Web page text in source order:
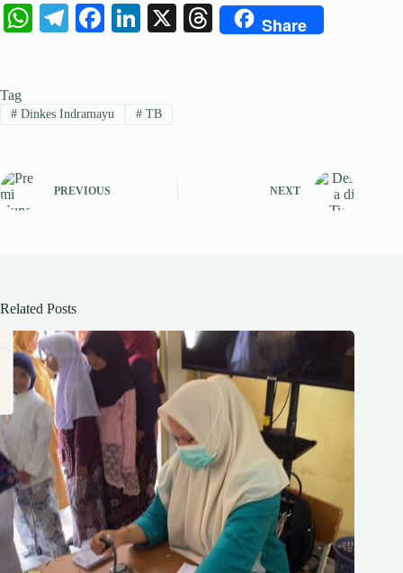
W
A
Te
a
Fa
ok
Li
In
X
T
Share
Tag
#Dinkes Indramayu #TB
PREVIOUS NEXT
Related Posts